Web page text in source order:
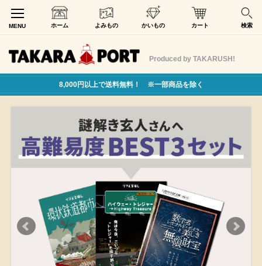
MENU ホーム よみもの かいもの カート 検索
Produced by TAKARUSH!
8,000円以上で送料無料！ ※一部商品を除く